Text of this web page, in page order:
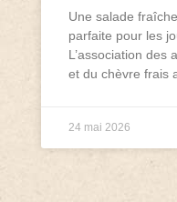
Une salade
parfaite pour les
L’association des
et du chèvre frais
24 mai 2026